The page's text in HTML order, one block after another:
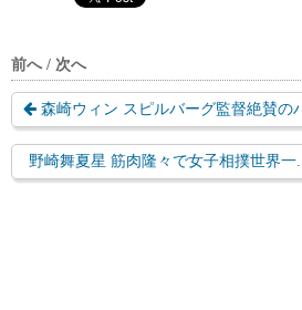
前へ / 次へ
森崎ウィン スピルバーグ監督絶賛の
野崎舞夏星 筋肉隆々で女子相撲世界一